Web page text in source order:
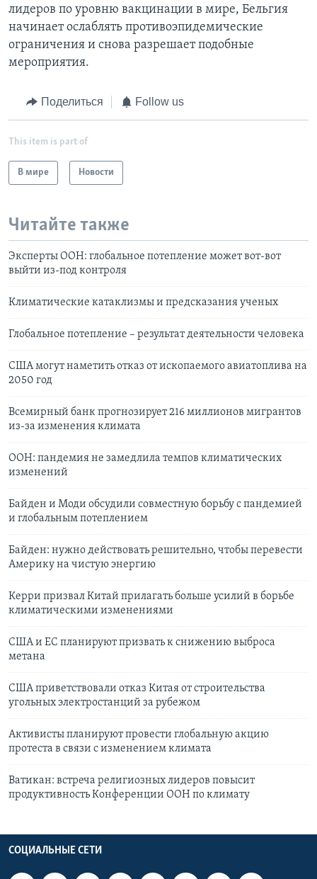
лидеров по уровню вакцинации в мире, Бельгия
начинает ослаблять противоэпидемические
ограничения и снова разрешает подобные
мероприятия.
Поделиться Follow us
This item is part of
В мире Новости
Читайте также
Эксперты ООН: глобальное потепление может вот-вот
выйти из-под контроля
Климатические катаклизмы и предсказания ученых
Глобальное потепление – результат деятельности человека
США могут наметить отказ от ископаемого авиатоплива на
2050 год
Всемирный банк прогнозирует 216 миллионов мигрантов
из-за изменения климата
ООН: пандемия не замедлила темпов климатических
изменений
Байден и Моди обсудили совместную борьбу с пандемией
и глобальным потеплением
Байден: нужно действовать решительно, чтобы перевести
Америку на чистую энергию
Керри призвал Китай прилагать больше усилий в борьбе
климатическими изменениями
США и ЕС планируют призвать к снижению выброса
метана
США приветствовали отказ Китая от строительства
угольных электростанций за рубежом
Активисты планируют провести глобальную акцию
протеста в связи с изменением климата
Ватикан: встреча религиозных лидеров повысит
продуктивность Конференции ООН по климату
СОЦИАЛЬНЫЕ СЕТИ